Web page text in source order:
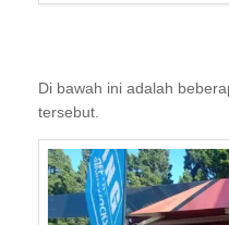
Di bawah ini adalah
tersebut.